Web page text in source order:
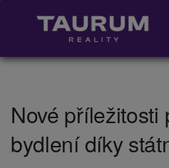
Nové příležitosti
bydlení díky